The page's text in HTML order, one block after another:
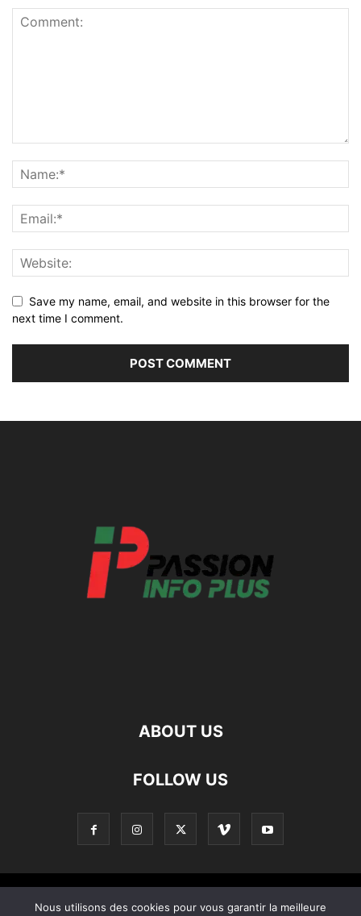
Save my name, email, and website in this browser for the
next time I comment.
ABOUT US
FOLLOW US
Nous utilisons des cookies pour vous garantir la meilleure